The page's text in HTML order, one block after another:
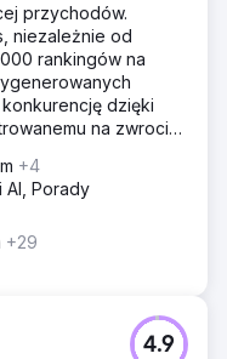
przychodów.
niezależnie od
rankingów na
dzięki
na zwrocie
+4
AI, Porady
+29
4.9